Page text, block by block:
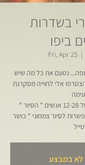
בשדרות
ביפו
Fri, Apr 25
  |
נטעם את כל מה שיש
אלי לחוייה מסקרנת
* הסיור מיועד לקבוצות של 12-28 אנשים * הסיור
לסיור צמחוני * כושר
לא במבצע